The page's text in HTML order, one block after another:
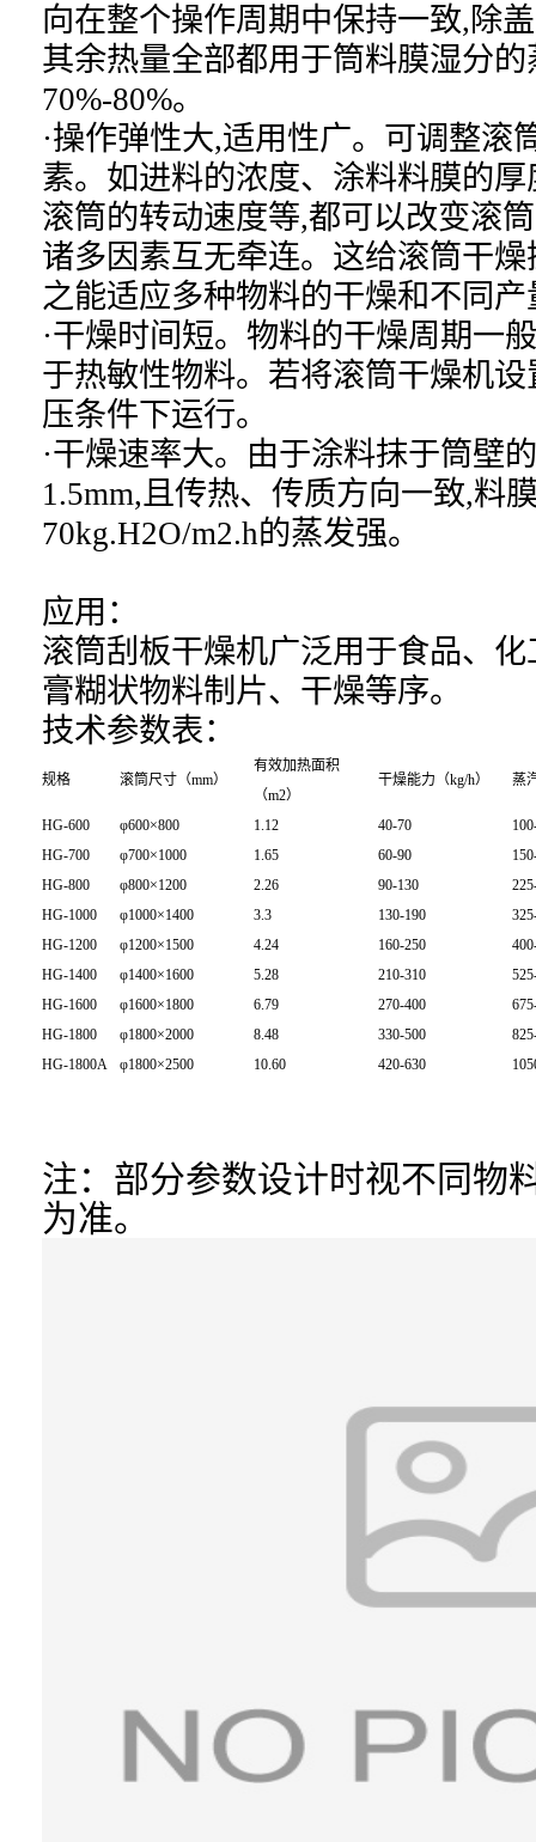
向在整个操作周期中保持一致,除
其余热量全部都用于筒料膜湿分
70%-80%。
·操作弹性大,适用性广。可调整滚
素。如进料的浓度、涂料料膜的
滚筒的转动速度等,都可以改变滚
诸多因素互无牵连。这给滚筒干
之能适应多种物料的干燥和不同
·干燥时间短。物料的干燥周期一
于热敏性物料。若将滚筒干燥机
压条件下运行。
·干燥速率大。由于涂料抹于筒壁
1.5mm,且传热、传质方向一致,料
70kg.H2O/m2.h的蒸发强。
应用：
滚筒刮板干燥机广泛用于食品、
膏糊状物料制片、干燥等序。
技术参数表：
规格 滚筒尺寸（mm）
有效加热面积
（m2）
干燥能力（kg/h） 蒸
HG-600 φ600×800 1.12 40-70
HG-700
φ700×1000 1.65 60-90
HG-800
φ800×1200 2.26 90-130
HG-1000
φ1000×1400 3.3 130-190
HG-1200
φ1200×1500 4.24 160-250
HG-1400
φ1400×1600 5.28 210-310
HG-1600
φ1600×1800 6.79 270-400
HG-1800
φ1800×2000 8.48 330-500
HG-1800A
φ1800×2500 10.60 420-630
注：部分参数设计时视不同物
为准。